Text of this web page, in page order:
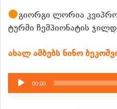
გიორგი ლორია
ტურში ჩემპიონატის
ახალ ამბებს ნინო
აუდიო
დამკვრელი
00:00